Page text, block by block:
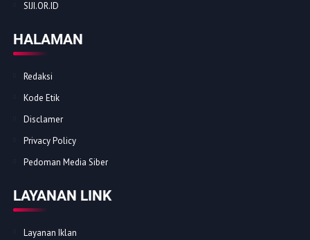
SIJI.OR.ID
HALAMAN
Redaksi
Kode Etik
Disclamer
Privacy Policy
Pedoman Media Siber
LAYANAN LINK
Layanan Iklan